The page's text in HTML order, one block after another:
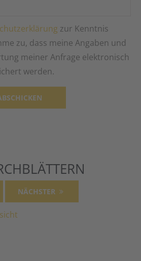
zur Kenntnis
zu, dass meine Angaben und
meiner Anfrage elektronisch
werden.
NÄCHSTER